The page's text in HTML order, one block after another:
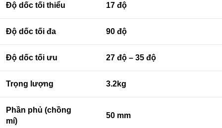
Độ dốc tối thiểu 17 độ
Độ dốc tối đa 90 độ
Độ dốc tối ưu 27 độ – 35 độ
Trọng lượng 3.2kg
Phần phủ (chồng
mí)
50 mm